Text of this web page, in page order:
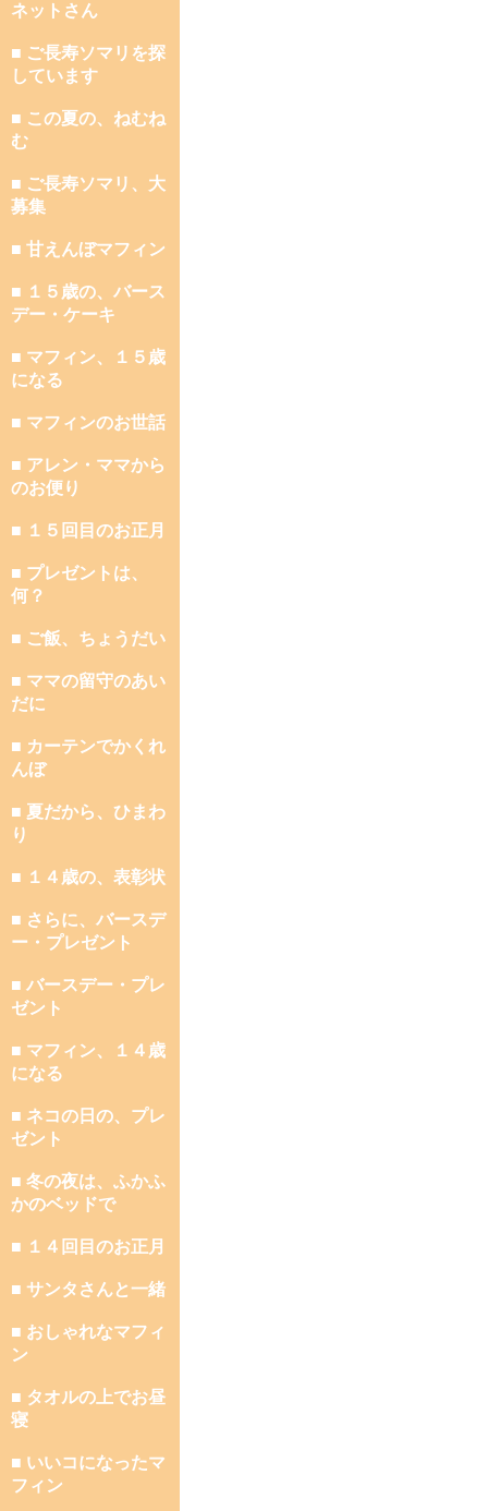
ネットさん
■ ご長寿ソマリを探
しています
■ この夏の、ねむね
む
■ ご長寿ソマリ、大
募集
■ 甘えんぼマフィン
■ １５歳の、バース
デー・ケーキ
■ マフィン、１５歳
になる
■ マフィンのお世話
■ アレン・ママから
のお便り
■ １５回目のお正月
■ プレゼントは、
何？
■ ご飯、ちょうだい
■ ママの留守のあい
だに
■ カーテンでかくれ
んぼ
■ 夏だから、ひまわ
り
■ １４歳の、表彰状
■ さらに、バースデ
ー・プレゼント
■ バースデー・プレ
ゼント
■ マフィン、１４歳
になる
■ ネコの日の、プレ
ゼント
■ 冬の夜は、ふかふ
かのベッドで
■ １４回目のお正月
■ サンタさんと一緒
■ おしゃれなマフィ
ン
■ タオルの上でお昼
寝
■ いいコになったマ
フィン